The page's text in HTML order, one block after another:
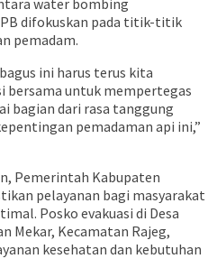
water bombing
difokuskan pada titik-titik
pemadam.
ini harus terus kita
bersama untuk mempertegas
bagian dari rasa tanggung
pemadaman api ini,”
Pemerintah Kabupaten
pelayanan bagi masyarakat
Posko evakuasi di Desa
Mekar, Kecamatan Rajeg,
kesehatan dan kebutuhan